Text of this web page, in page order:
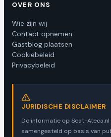
OVER ONS
Wie zijn wij
Contact opnemen
Gastblog plaatsen
Cookiebeleid
Privacybeleid
JURIDISCHE DISCLAIMER
De informatie op Seat-
samengesteld op basis van